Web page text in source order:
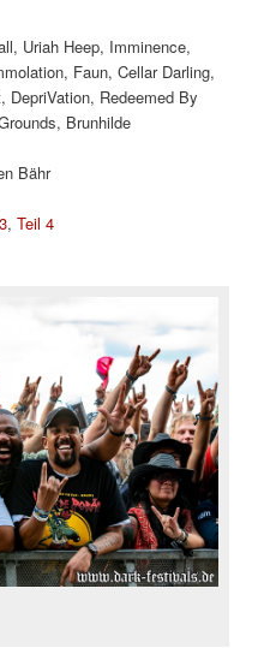
Uriah Heep, Imminence,
Faun, Cellar Darling,
DepriVation, Redeemed By
Brunhilde
Bähr
,Teil 4